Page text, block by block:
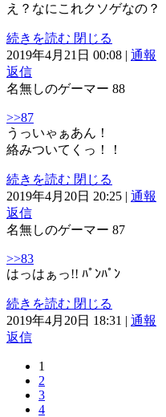
え？なにこれクソゲなの？
続きを読む 閉じる
2019年4月21日 00:08 | 通報
返信
名無しのゲーマー 88
>>87
うっいゃぁあん！
絡みついてくっ！！
続きを読む 閉じる
2019年4月20日 20:25 | 通報
返信
名無しのゲーマー 87
>>83
はっはぁっ!! ﾊﾟﾝﾊﾟﾝ
続きを読む 閉じる
2019年4月20日 18:31 | 通報
返信
1
2
3
4